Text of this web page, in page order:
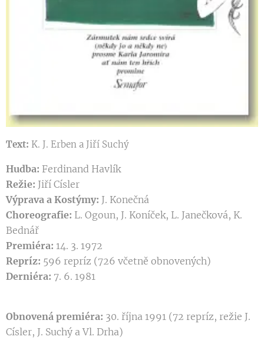
Text: K. J. Erben a Jiří Suchý
Hudba: Ferdinand Havlík
Režie: Jiří Císler
Výprava a Kostýmy: J. Konečná
Choreografie: L. Ogoun, J. Koníček, L. Janečková, K.
Bednář
Premiéra: 14. 3. 1972
Repríz: 596 repríz (726 včetně obnovených)
Derniéra: 7. 6. 1981
Obnovená premiéra: 30. října 1991 (72 repríz, režie J.
Císler, J. Suchý a Vl. Drha)